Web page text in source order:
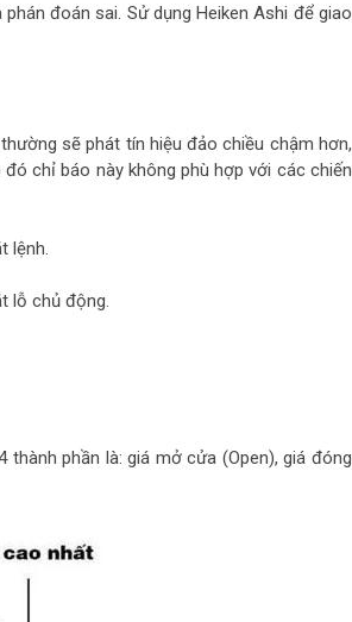
đoán sai. Sử dụng Heiken Ashi để giao
sẽ phát tín hiệu đảo chiều chậm hơn,
chỉ báo này không phù hợp với các chiến
lệnh.
lỗ chủ động.
phần là: giá mở cửa (Open), giá đóng